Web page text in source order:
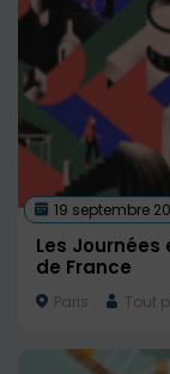
19 septembre
Les
de France
Paris Tout